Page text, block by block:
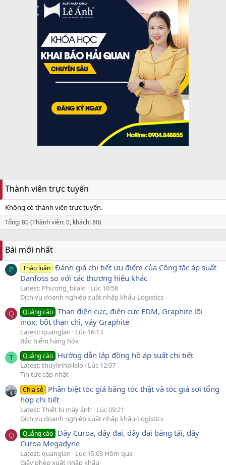
Thành viên trực tuyến
Không có thành viên trực tuyến.
Tổng: 80 (Thành viên: 0, khách: 80)
Bài mới nhất
P Thảo luận Đánh giá chi tiết ưu điểm của Công tắc áp suất
Danfoss so với các thương hiệu khác
Latest: Phương_bilalo
Lúc 16:58
Dịch vụ doanh nghiệp xuất nhập khẩu-Logistics
Q Quảng cáo Than điện cực, điện cực EDM, Graphite lõi
inox, bột than chì, vảy Graphite
Latest: quanglan
Lúc 16:13
Bảo hiểm hàng hóa
T Quảng cáo Hướng dẫn lắp đồng hồ áp suất chi tiết
Latest: thuylinhbilalo
Lúc 12:07
Tin tức cập nhật
Chia sẻ Phân biệt tóc giả bằng tóc thật và tóc giả sợi tổng
hợp chi tiết
Latest: Thiết bị máy ảnh
Lúc 09:21
Dịch vụ doanh nghiệp xuất nhập khẩu-Logistics
Q Quảng cáo Dây Curoa, dây đai, dây đai băng tải, dây
Curoa Megadyne
Latest: quanglan
Lúc 15:03 Hôm qua
Giấy phép xuất nhập khẩu